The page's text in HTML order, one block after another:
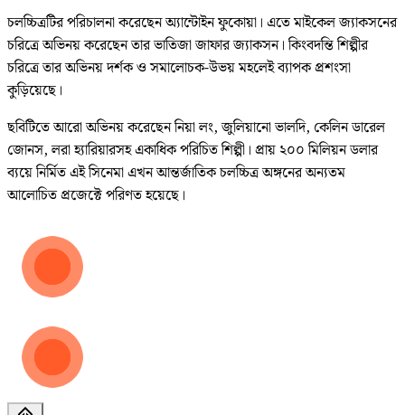
চলচ্চিত্রটির পরিচালনা করেছেন অ্যান্টোইন ফুকোয়া। এতে মাইকেল জ্যাকসনের
চরিত্রে অভিনয় করেছেন তার ভাতিজা জাফার জ্যাকসন। কিংবদন্তি শিল্পীর
চরিত্রে তার অভিনয় দর্শক ও সমালোচক-উভয় মহলেই ব্যাপক প্রশংসা
কুড়িয়েছে।
ছবিটিতে আরো অভিনয় করেছেন নিয়া লং, জুলিয়ানো ভালদি, কেলিন ডারেল
জোনস, লরা হ্যারিয়ারসহ একাধিক পরিচিত শিল্পী। প্রায় ২০০ মিলিয়ন ডলার
ব্যয়ে নির্মিত এই সিনেমা এখন আন্তর্জাতিক চলচ্চিত্র অঙ্গনের অন্যতম
আলোচিত প্রজেক্টে পরিণত হয়েছে।